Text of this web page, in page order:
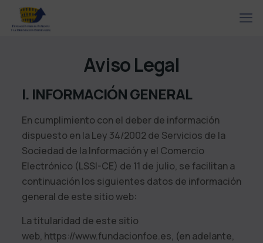
Aviso Legal
I. INFORMACIÓN GENERAL
En cumplimiento con el deber de información
dispuesto en la Ley 34/2002 de Servicios de la
Sociedad de la Información y el Comercio
Electrónico (LSSI-CE) de 11 de julio, se facilitan a
continuación los siguientes datos de información
general de este sitio web:
La titularidad de este sitio
web, https://www.fundacionfoe.es, (en adelante,